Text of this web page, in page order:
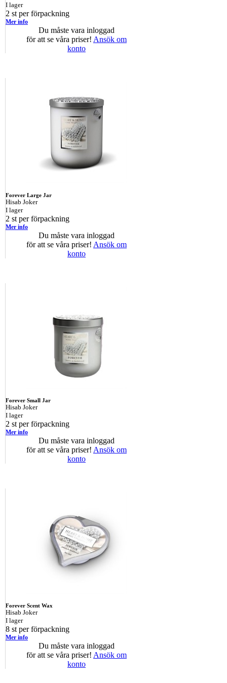
I lager
2 st per förpackning
Mer info
Du måste vara inloggad
för att se våra priser! Ansök om
konto
Forever Large Jar
Hisab Joker
I lager
2 st per förpackning
Mer info
Du måste vara inloggad
för att se våra priser! Ansök om
konto
Forever Small Jar
Hisab Joker
I lager
2 st per förpackning
Mer info
Du måste vara inloggad
för att se våra priser! Ansök om
konto
Forever Scent Wax
Hisab Joker
I lager
8 st per förpackning
Mer info
Du måste vara inloggad
för att se våra priser! Ansök om
konto